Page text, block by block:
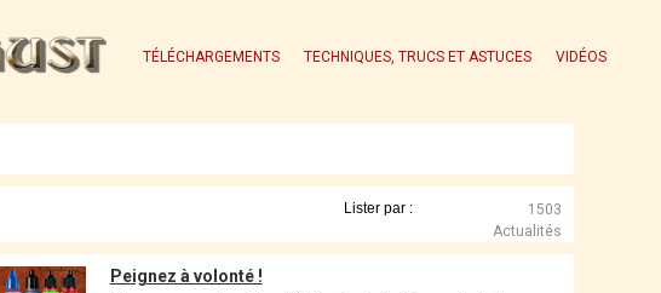
TÉLÉCHARGEMENTS TECHNIQUES, TRUCS ET ASTUCES VIDÉOS
1503
Actualités
Peignez à volonté !